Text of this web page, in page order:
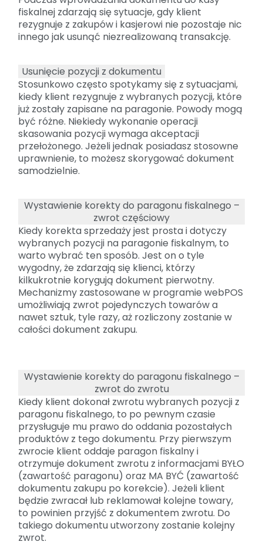
fiskalnej zdarzają się sytuacje, gdy klient
rezygnuje z zakupów i kasjerowi nie pozostaje nic
innego jak usunąć niezrealizowaną transakcję.
Usunięcie pozycji z dokumentu
Stosunkowo często spotykamy się z sytuacjami,
kiedy klient rezygnuje z wybranych pozycji, które
już zostały zapisane na paragonie. Powody mogą
być różne. Niekiedy wykonanie operacji
skasowania pozycji wymaga akceptacji
przełożonego. Jeżeli jednak posiadasz stosowne
uprawnienie, to możesz skorygować dokument
samodzielnie.
Wystawienie korekty do paragonu fiskalnego –
zwrot częściowy
Kiedy korekta sprzedaży jest prosta i dotyczy
wybranych pozycji na paragonie fiskalnym, to
warto wybrać ten sposób. Jest on o tyle
wygodny, że zdarzają się klienci, którzy
kilkukrotnie korygują dokument pierwotny.
Mechanizmy zastosowane w programie webPOS
umożliwiają zwrot pojedynczych towarów a
nawet sztuk, tyle razy, aż rozliczony zostanie w
całości dokument zakupu.
Wystawienie korekty do paragonu fiskalnego –
zwrot do zwrotu
Kiedy klient dokonał zwrotu wybranych pozycji z
paragonu fiskalnego, to po pewnym czasie
przysługuje mu prawo do oddania pozostałych
produktów z tego dokumentu. Przy pierwszym
zwrocie klient oddaje paragon fiskalny i
otrzymuje dokument zwrotu z informacjami BYŁO
(zawartość paragonu) oraz MA BYĆ (zawartość
dokumentu zakupu po korekcie). Jeżeli klient
będzie zwracał lub reklamował kolejne towary,
to powinien przyjść z dokumentem zwrotu. Do
takiego dokumentu utworzony zostanie kolejny
zwrot.